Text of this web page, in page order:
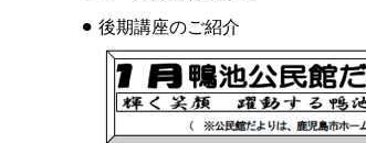
⚫︎ 後期講座のご紹介